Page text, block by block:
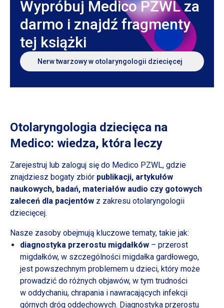
Wypróbuj Medico PZWL za
darmo i znajdź fragmenty
tej książki
Nerw twarzowyw otolaryngologii dziecięcej
Otolaryngologia dziecięca na
Medico: wiedza, która leczy
Zarejestruj lub zaloguj się do Medico PZWL, gdzie
znajdziesz bogaty zbiór publikacji, artykułów
naukowych, badań, materiałów audio czy gotowych
zaleceń dla pacjentów z zakresu otolaryngologii
dziecięcej.
Nasze zasoby obejmują kluczowe tematy, takie jak:
diagnostyka przerostu migdałków – przerost
migdałków, w szczególności migdałka gardłowego,
jest powszechnym problemem u dzieci, który może
prowadzić do różnych objawów, w tym trudności
w oddychaniu, chrapania i nawracających infekcji
górnych dróg oddechowych. Diagnostyka przerostu